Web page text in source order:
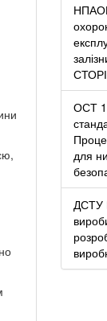
ОСТ
для
ДСТУ